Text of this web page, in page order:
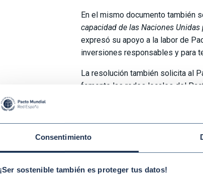
Consentimiento
¡Ser sostenible también es proteger tus datos!
En el mismo documento también
capacidad de las Naciones
expresó su apoyo a la labor de
inversiones responsables y para
La resolución también solicita al
fomente las redes locales del
pueden impulsar la igualdad de
El papel clave de las medidas
buscan buenas prácticas y